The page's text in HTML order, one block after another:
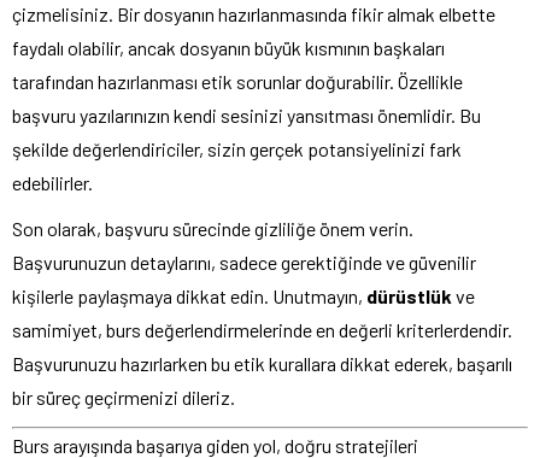
çizmelisiniz. Bir dosyanın hazırlanmasında fikir almak elbette
faydalı olabilir, ancak dosyanın büyük kısmının başkaları
tarafından hazırlanması etik sorunlar doğurabilir. Özellikle
başvuru yazılarınızın kendi sesinizi yansıtması önemlidir. Bu
şekilde değerlendiriciler, sizin gerçek potansiyelinizi fark
edebilirler.
Son olarak, başvuru sürecinde gizliliğe önem verin.
Başvurunuzun detaylarını, sadece gerektiğinde ve güvenilir
kişilerle paylaşmaya dikkat edin. Unutmayın, dürüstlük ve
samimiyet, burs değerlendirmelerinde en değerli kriterlerdendir.
Başvurunuzu hazırlarken bu etik kurallara dikkat ederek, başarılı
bir süreç geçirmenizi dileriz.
Burs arayışında başarıya giden yol, doğru stratejileri